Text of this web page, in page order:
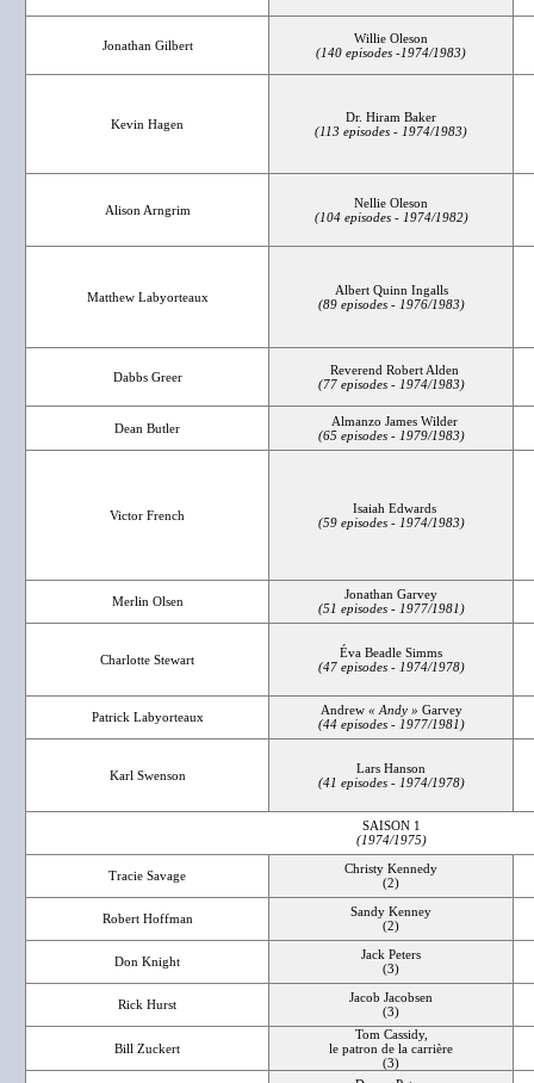
Jonathan Gilbert
Willie Oleson
(140 episodes -1974/1983)
Kevin Hagen
Dr. Hiram Baker
(113 episodes - 1974/1983)
Alison Arngrim
Nellie Oleson
(104 episodes - 1974/1982)
Matthew Labyorteaux
Albert Quinn Ingalls
(89 episodes - 1976/1983)
Dabbs Greer
Reverend Robert Alden
(77 episodes - 1974/1983)
Dean Butler
Almanzo James Wilder
(65 episodes - 1979/1983)
Victor French
Isaiah Edwards
(59 episodes - 1974/1983)
Merlin Olsen
Jonathan Garvey
(51 episodes - 1977/1981)
Charlotte Stewart
Éva Beadle Simms
(47 episodes - 1974/1978)
Patrick Labyorteaux Andrew « Andy » Garvey
(44 episodes - 1977/1981)
Karl Swenson
Lars Hanson
(41 episodes - 1974/1978)
SAISON 1
(1974/1975)
Tracie Savage
Christy Kennedy
(2)
Robert Hoffman
Sandy Kenney
(2)
Don Knight
Jack Peters
(3)
Rick Hurst
Jacob Jacobsen
(3)
Bill Zuckert
Tom Cassidy,
le patron de la carrière
(3)